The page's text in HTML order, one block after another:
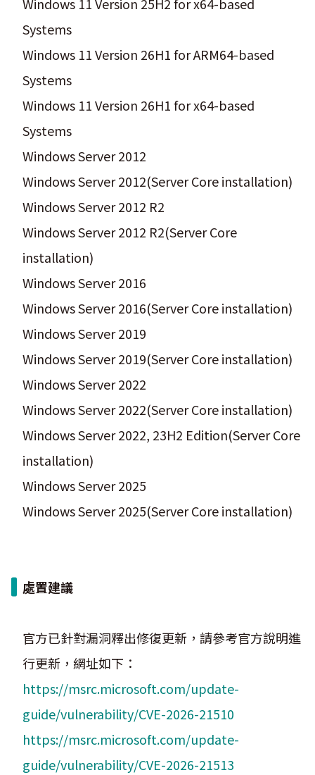
Systems
Windows 11 Version 26H1 for ARM64-based
Systems
Windows 11 Version 26H1 for x64-based
Systems
Windows Server 2012
Windows Server 2012(Server Core installation)
Windows Server 2012 R2
Windows Server 2012 R2(Server Core
installation)
Windows Server 2016
Windows Server 2016(Server Core installation)
Windows Server 2019
Windows Server 2019(Server Core installation)
Windows Server 2022
Windows Server 2022(Server Core installation)
Windows Server 2022, 23H2 Edition(Server Core
installation)
Windows Server 2025
Windows Server 2025(Server Core installation)
處置建議
官方已針對漏洞釋出修復更新，請參考官方說明進
行更新，網址如下：
https://msrc.microsoft.com/update-
guide/vulnerability/CVE-2026-21510
https://msrc.microsoft.com/update-
guide/vulnerability/CVE-2026-21513